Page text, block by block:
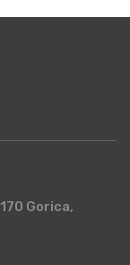
Gorica,